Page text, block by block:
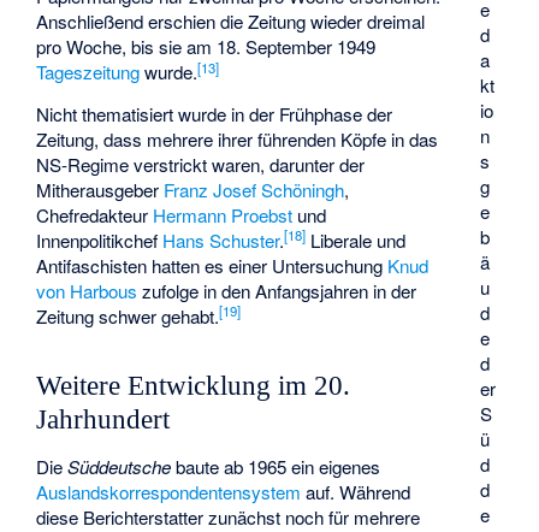
e
d
a
kt
io
n
s
g
e
b
ä
u
d
e
d
er
S
ü
d
d
e
Anschließend erschien die Zeitung wieder dreimal
pro Woche, bis sie am 18. September 1949
Tageszeitungwurde.[13]
Nicht thematisiert wurde in der Frühphase der
Zeitung, dass mehrere ihrer führenden Köpfe in das
NS-Regime verstrickt waren, darunter der
Mitherausgeber Franz Josef Schöningh,
Chefredakteur Hermann Proebst und
Innenpolitikchef Hans Schuster.[18] Liberale und
Antifaschisten hatten es einer Untersuchung Knud
von Harbous zufolge in den Anfangsjahren in der
Zeitung schwer gehabt.[19]
Weitere Entwicklung im 20.
Jahrhundert
DieSüddeutschebaute ab 1965 ein eigenes
Auslandskorrespondentensystem auf. Während
diese Berichterstatter zunächst noch für mehrere